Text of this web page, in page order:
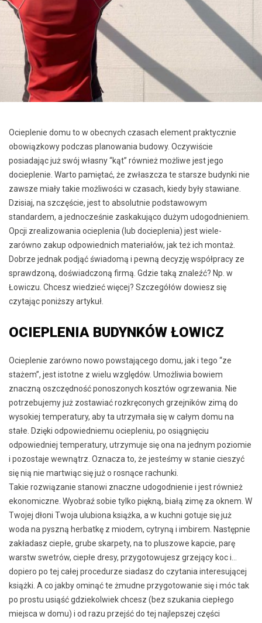
Ocieplenie domu to w obecnych czasach element praktycznie
obowiązkowy podczas planowania budowy. Oczywiście
posiadając już swój własny “kąt” również możliwe jest jego
docieplenie. Warto pamiętać, że zwłaszcza te starsze budynki nie
zawsze miały takie możliwości w czasach, kiedy były stawiane.
Dzisiaj, na szczęście, jest to absolutnie podstawowym
standardem, a jednocześnie zaskakująco dużym udogodnieniem.
Opcji zrealizowania ocieplenia (lub docieplenia) jest wiele-
zarówno zakup odpowiednich materiałów, jak też ich montaż.
Dobrze jednak podjąć świadomą i pewną decyzję współpracy ze
sprawdzoną, doświadczoną firmą. Gdzie taką znaleźć? Np. w
Łowiczu. Chcesz wiedzieć więcej? Szczegółów dowiesz się
czytając poniższy artykuł.
OCIEPLENIA BUDYNKÓW ŁOWICZ
Ocieplenie zarówno nowo powstającego domu, jak i tego “ze
stażem”, jest istotne z wielu względów. Umożliwia bowiem
znaczną oszczędność ponoszonych kosztów ogrzewania. Nie
potrzebujemy już zostawiać rozkręconych grzejników zimą do
wysokiej temperatury, aby ta utrzymała się w całym domu na
stałe. Dzięki odpowiedniemu ociepleniu, po osiągnięciu
odpowiedniej temperatury, utrzymuje się ona na jednym poziomie
i pozostaje wewnątrz. Oznacza to, że jesteśmy w stanie cieszyć
się nią nie martwiąc się już o rosnące rachunki.
Takie rozwiązanie stanowi znaczne udogodnienie i jest również
ekonomiczne. Wyobraź sobie tylko piękną, białą zimę za oknem. W
Twojej dłoni Twoja ulubiona książka, a w kuchni gotuje się już
woda na pyszną herbatkę z miodem, cytryną i imbirem. Następnie
zakładasz ciepłe, grube skarpety, na to pluszowe kapcie, parę
warstw swetrów, ciepłe dresy, przygotowujesz grzejący koc i…
dopiero po tej całej procedurze siadasz do czytania interesującej
książki. A co jakby ominąć te żmudne przygotowanie się i móc tak
po prostu usiąść gdziekolwiek chcesz (bez szukania ciepłego
miejsca w domu) i od razu przejść do tej najlepszej części